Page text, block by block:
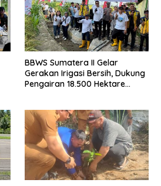
BBWS Sumatera II Gelar
Gerakan Irigasi Bersih, Dukung
Pengairan 18.500 Hektare